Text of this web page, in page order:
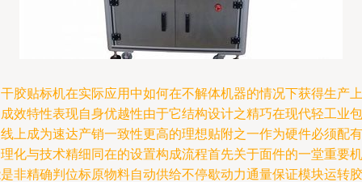
胶贴标机在实际应用中如何在不解体机器的情况下获得生产上
效特性表现自身优越性由于它结构设计之精巧在现代轻工业包
上成为速达产销一致性更高的理想贴附之一作为硬件必须配有
化与技术精细同在的设置构成流程首先关于面件的一堂重要机
非精确判位标原物料自动供给不停歇动力通量保证模块运转胶